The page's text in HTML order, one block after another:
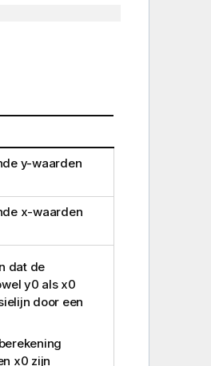
y-waarden
x-waarden
dat de
y0 als x0
door een
x0 zijn